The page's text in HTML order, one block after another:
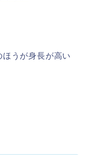
うが身長が高い